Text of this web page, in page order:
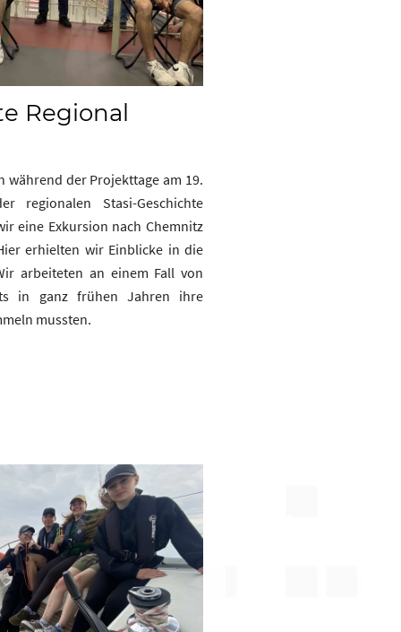
Regional
während der Projekttage am 19.
Stasi-Geschichte
eine Exkursion nach Chemnitz
erhielten wir Einblicke in die
arbeiteten an einem Fall von
in ganz frühen Jahren ihre
mussten.